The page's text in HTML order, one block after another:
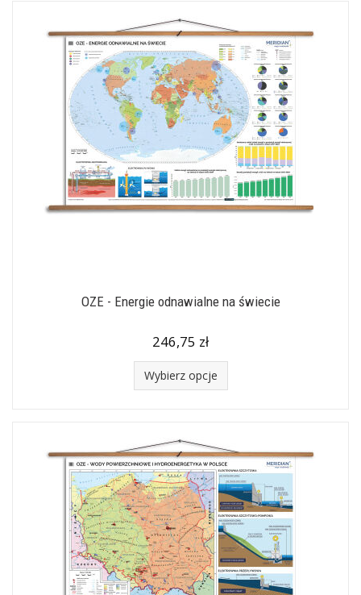
OZE - Energie odnawialne na świecie
246,75 zł
Wybierz opcje